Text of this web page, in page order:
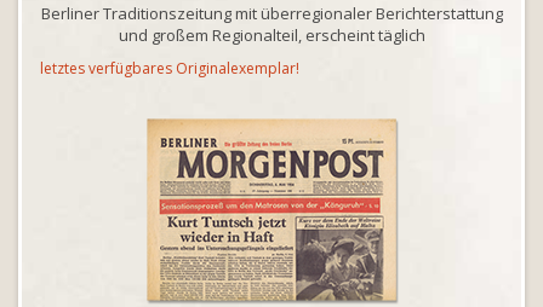
Berliner Traditionszeitung mit überregionaler Berichterstattung
und großem Regionalteil, erscheint täglich
letztes verfügbares Originalexemplar!